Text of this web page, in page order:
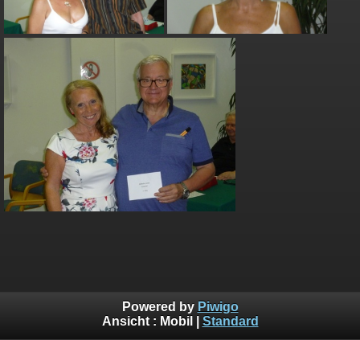
Powered by Piwigo
Ansicht : Mobil Standard